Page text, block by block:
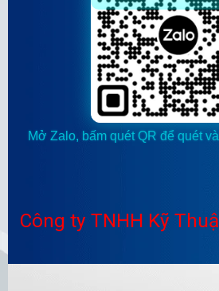
Mở Zalo, bấm quét QR để quét
Công ty TNHH Kỹ